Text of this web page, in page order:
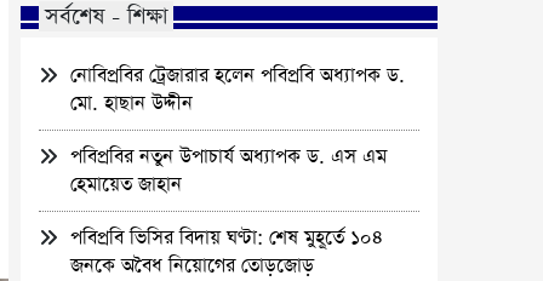
সর্বশেষ - শিক্ষা
নোবিপ্রবির ট্রেজারার হলেন পবিপ্রবি অধ্যাপক ড.
মো. হাছান উদ্দীন
পবিপ্রবির নতুন উপাচার্য অধ্যাপক ড. এস এম
হেমায়েত জাহান
পবিপ্রবি ভিসির বিদায় ঘণ্টা: শেষ মুহূর্তে ১০৪
জনকে অবৈধ নিয়োগের তোড়জোড়